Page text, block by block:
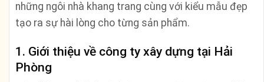
những ngôi nhà khang trang cùng với kiểu mẫu đẹp
tạo ra sự hài lòng cho từng sản phẩm.
1. Giới thiệu về công ty xây dựng tại Hải
Phòng